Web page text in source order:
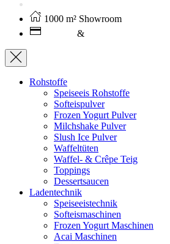
1000 m² Showroom
&
Rohstoffe
Speiseeis Rohstoffe
Softeispulver
Frozen Yogurt Pulver
Milchshake Pulver
Slush Ice Pulver
Waffeltüten
Waffel- & Crêpe Teig
Toppings
Dessertsaucen
Ladentechnik
Speiseeistechnik
Softeismaschinen
Frozen Yogurt Maschinen
Acai Maschinen